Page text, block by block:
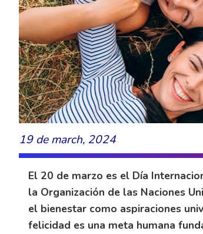
19 de march, 2024
El 20 de marzo es el Día
la Organización de las Naciones
el bienestar como aspiraciones
felicidad es una meta humana